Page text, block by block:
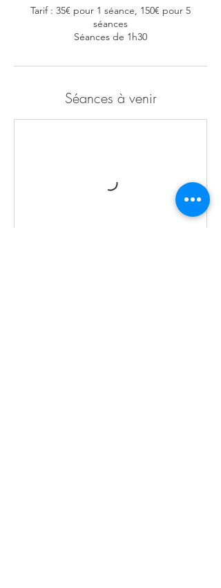
Tarif : 35€ pour 1 séance, 150€ pour 5
séances
Séances de 1h30
Séances à venir